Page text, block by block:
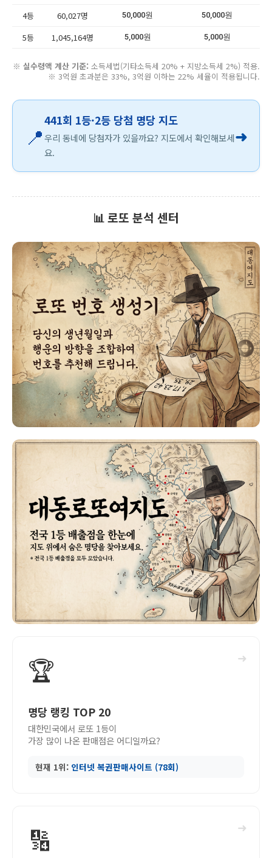
4등 60,027명 50,000원 50,000원
5등 1,045,164명 5,000원 5,000원
※ 실수령액 계산 기준: 소득세법(기타소득세 20% + 지방소득세 2%) 적용.
※ 3억원 초과분은 33%, 3억원 이하는 22% 세율이 적용됩니다.
📍
441회 1등·2등 당첨 명당 지도
우리 동네에 당첨자가 있을까요? 지도에서 확인해보세
요.
➜
📊 로또 분석 센터
➜
🏆
명당 랭킹 TOP 20
대한민국에서 로또 1등이
가장 많이 나온 판매점은 어디일까요?
현재 1위: 인터넷 복권판매사이트 (78회)
➜
🔢